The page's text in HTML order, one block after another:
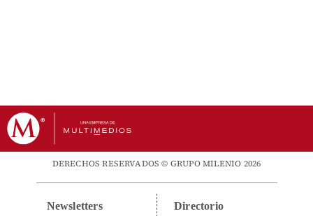
DERECHOS RESERVADOS © GRUPO MILENIO 2026
Newsletters Directorio